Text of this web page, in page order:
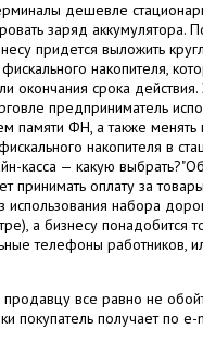
дешевле
заряд аккумулятора.
придется выложить
накопителя,
окончания срока
предприниматель
памяти ФН, а также
накопителя в
касса — какую
принимать оплату за
использования набора
а бизнесу понадобится
телефоны работников,
все равно не
покупатель получает по